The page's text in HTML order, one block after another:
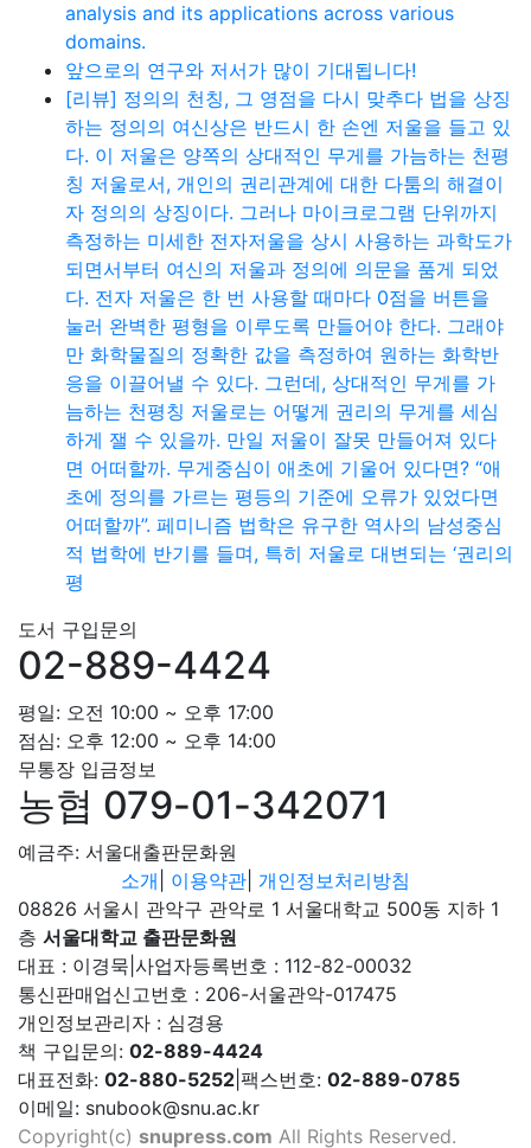
analysis and its applications across various
domains.
앞으로의 연구와 저서가 많이 기대됩니다!
[리뷰] 정의의 천칭, 그 영점을 다시 맞추다 법을 상징
하는 정의의 여신상은 반드시 한 손엔 저울을 들고 있
다. 이 저울은 양쪽의 상대적인 무게를 가늠하는 천평
칭 저울로서, 개인의 권리관계에 대한 다툼의 해결이
자 정의의 상징이다. 그러나 마이크로그램 단위까지
측정하는 미세한 전자저울을 상시 사용하는 과학도가
되면서부터 여신의 저울과 정의에 의문을 품게 되었
다. 전자 저울은 한 번 사용할 때마다 0점을 버튼을
눌러 완벽한 평형을 이루도록 만들어야 한다. 그래야
만 화학물질의 정확한 값을 측정하여 원하는 화학반
응을 이끌어낼 수 있다. 그런데, 상대적인 무게를 가
늠하는 천평칭 저울로는 어떻게 권리의 무게를 세심
하게 잴 수 있을까. 만일 저울이 잘못 만들어져 있다
면 어떠할까. 무게중심이 애초에 기울어 있다면? “애
초에 정의를 가르는 평등의 기준에 오류가 있었다면
어떠할까”. 페미니즘 법학은 유구한 역사의 남성중심
적 법학에 반기를 들며, 특히 저울로 대변되는 ‘권리의
평
도서 구입문의
02-889-4424
평일: 오전 10:00 ~ 오후 17:00
점심: 오후 12:00 ~ 오후 14:00
무통장 입금정보
농협 079-01-342071
예금주: 서울대출판문화원
소개
이용약관 개인정보처리방침
08826 서울시 관악구 관악로 1 서울대학교 500동 지하 1
층 서울대학교 출판문화원
대표 : 이경묵 사업자등록번호 : 112-82-00032
통신판매업신고번호 : 206-서울관악-017475
개인정보관리자 : 심경용
책 구입문의: 02-889-4424
대표전화: 02-880-5252 팩스번호: 02-889-0785
이메일: snubook@snu.ac.kr
Copyright(c) snupress.com All Rights Reserved.